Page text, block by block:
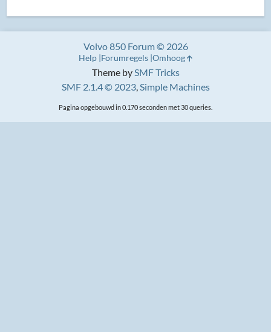
Theme bySMF Tricks
SMF 2.1.4 © 2023,Simple Machines
Volvo 850 Forum © 2026
Help Forumregels Omhoog
Pagina opgebouwd in 0.170 seconden met 30 queries.